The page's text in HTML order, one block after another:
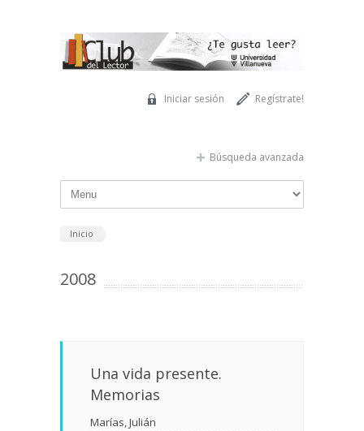
Regístrate!
Iniciar sesión
Búsqueda avanzada
Inicio
2008
Una vida presente.
Memorias
Marías, Julián